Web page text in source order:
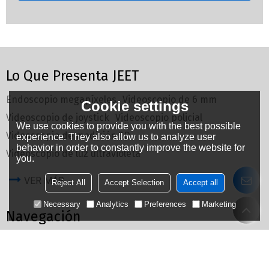
Lo Que Presenta JEET
Endoscopio megapíxeles
Videoscopio de 6 mm
Videoscopio de joystick
Videoscopio policial
Videoscopio de medición 3D
Videoscopio de luz ultravioleta
VER MÁS
Navegación
Cookie settings
We use cookies to provide you with the best possible
experience. They also allow us to analyze user
behavior in order to constantly improve the website for
you.
Reject All Accept Selection Accept all
Necessary Analytics Preferences Marketing